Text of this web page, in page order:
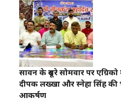
सावन के दूसरे सोमवार पर
दीपक लख्खा और स्नेहा सिंह की
आकर्षण